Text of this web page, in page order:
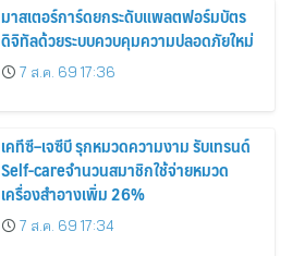
มาสเตอร์การ์ดยกระดับแพลตฟอร์มบัตร
ดิจิทัลด้วยระบบควบคุมความปลอดภัยใหม่
7 ส.ค. 69 17:36
เคทีซี–เจซีบี รุกหมวดความงาม รับเทรนด์
Self-careจำนวนสมาชิกใช้จ่ายหมวด
เครื่องสำอางเพิ่ม 26%
7 ส.ค. 69 17:34